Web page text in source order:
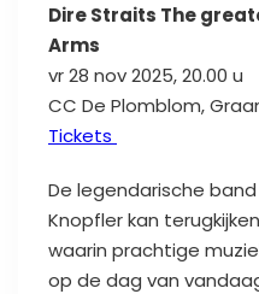
Dire Straits The
Arms
vr 28 nov 2025, 20.00 u
CC De Plomblom,
Tickets
De legendarische
Knopfler kan
waarin prachtige
op de dag van